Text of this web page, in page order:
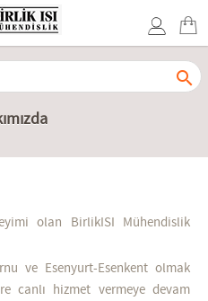

olan BirlikISI Mühendislik
ve Esenyurt-Esenkent olmak
canlı hizmet vermeye devam